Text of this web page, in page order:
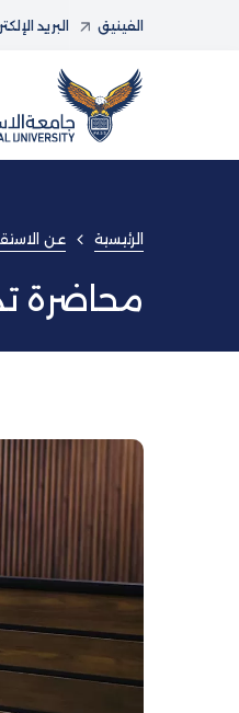
الفينيق البريد
الرئيسية عن
محاضرة